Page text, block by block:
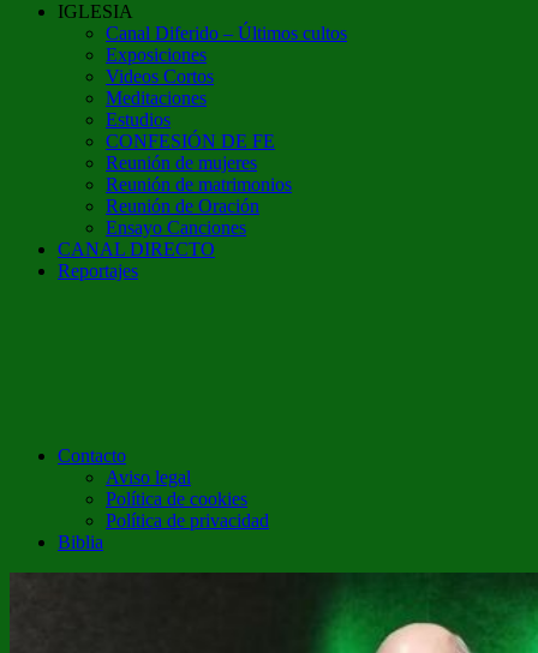
IGLESIA
Canal Diferido – Últimos cultos
Exposiciones
Videos Cortos
Meditaciones
Estudios
CONFESIÓN DE FE
Reunión de mujeres
Reunión de matrimonios
Reunión de Oración
Ensayo Canciones
CANAL DIRECTO
Reportajes
Contacto
Aviso legal
Política de cookies
Política de privacidad
Biblia